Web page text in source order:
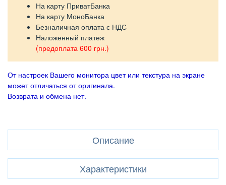
На карту ПриватБанка
На карту МоноБанка
Безналичная оплата с НДС
Наложенный платеж
(предоплата 600 грн.)
От настроек Вашего монитора цвет или текстура на экране
может отличаться от оригинала.
Возврата и обмена нет.
Описание
Характеристики